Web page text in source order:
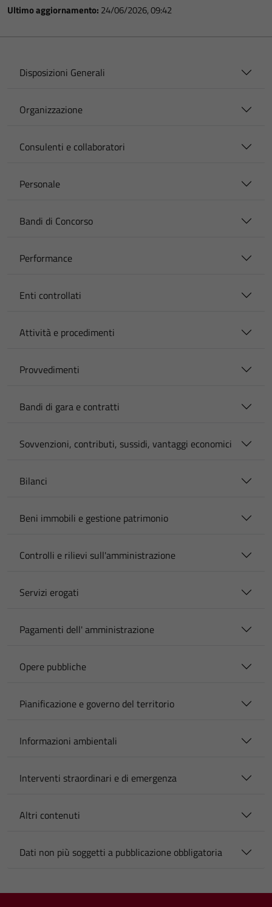
Ultimo aggiornamento: 24/06/2026, 09:42
Disposizioni Generali
Organizzazione
Consulenti e collaboratori
Personale
Bandi di Concorso
Performance
Enti controllati
Attività e procedimenti
Provvedimenti
Bandi di gara e contratti
Sovvenzioni, contributi, sussidi, vantaggi economici
Bilanci
Beni immobili e gestione patrimonio
Controlli e rilievi sull'amministrazione
Servizi erogati
Pagamenti dell' amministrazione
Opere pubbliche
Pianificazione e governo del territorio
Informazioni ambientali
Interventi straordinari e di emergenza
Altri contenuti
Dati non più soggetti a pubblicazione obbligatoria